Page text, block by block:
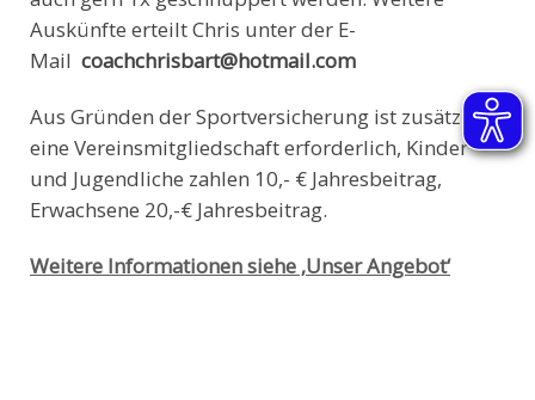
Auskünfte erteilt Chris unter der E-
Mail coachchrisbart@hotmail.com
Aus Gründen der Sportversicherung ist zusätzlich
eine Vereinsmitgliedschaft erforderlich, Kinder
und Jugendliche zahlen 10,- € Jahresbeitrag,
Erwachsene 20,-€ Jahresbeitrag.
Weitere Informationen siehe ‚Unser Angebot‘